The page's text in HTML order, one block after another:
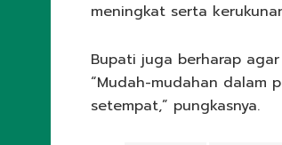
meningkat serta
Bupati juga berharap
“Mudah-mudahan dalam
setempat,” pungkasnya.